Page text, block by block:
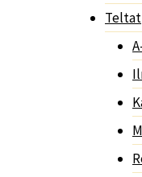
Teltat